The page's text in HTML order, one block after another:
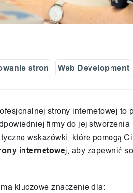
stron Web Development
strony internetowej to
firmy do jej stworzenia
wskazówki, które pomogą Ci
internetowej, aby zapewnić
kluczowe znaczenie dla: